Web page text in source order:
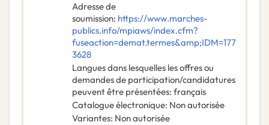
Adresse de
soumission: https://www.marches-
publics.info/mpiaws/index.cfm?
fuseaction=demat.termes&amp;IDM=177
3628
Langues dans lesquelles les offres ou
demandes de participation/candidatures
peuvent être présentées: français
Catalogue électronique: Non autorisée
Variantes: Non autorisée